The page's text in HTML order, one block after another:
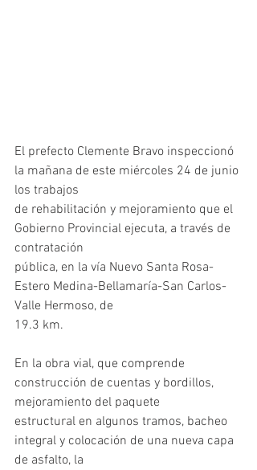
El prefecto Clemente Bravo inspeccionó
la mañana de este miércoles 24 de junio
los trabajos
de rehabilitación y mejoramiento que el
Gobierno Provincial ejecuta, a través de
contratación
pública, en la vía Nuevo Santa Rosa-
Estero Medina-Bellamaría-San Carlos-
Valle Hermoso, de
19.3 km.
En la obra vial, que comprende
construcción de cuentas y bordillos,
mejoramiento del paquete
estructural en algunos tramos, bacheo
integral y colocación de una nueva capa
de asfalto, la